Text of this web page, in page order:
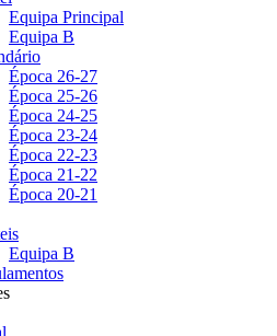
Equipa Principal
Equipa B
Época 26-27
Época 25-26
Época 24-25
Época 23-24
Época 22-23
Época 21-22
Época 20-21
Equipa B